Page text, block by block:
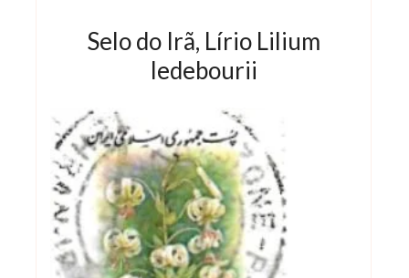
Selo do Irã, Lírio Lilium
ledebourii